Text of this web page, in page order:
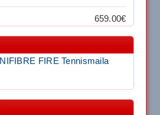
659.00€
FIRE Tennismaila